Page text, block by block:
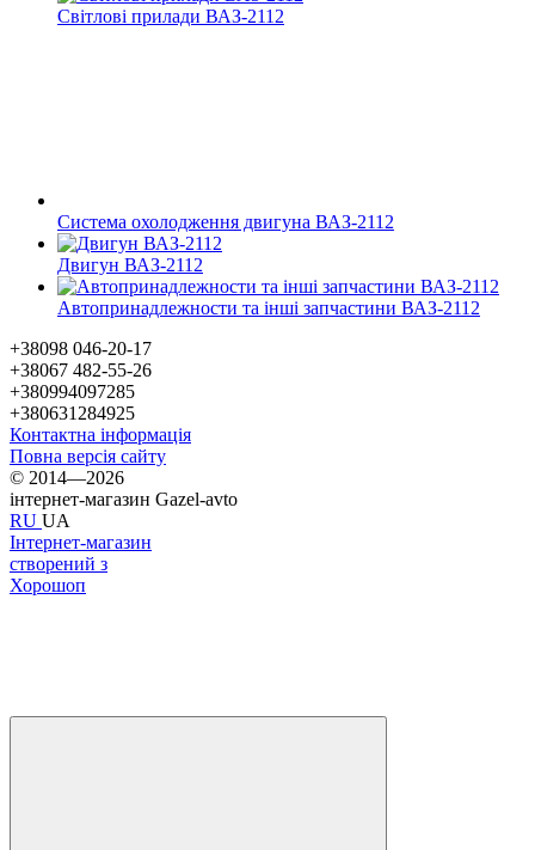
Світлові прилади ВАЗ-2112
Система охолодження двигуна ВАЗ-2112
Двигун ВАЗ-2112
Автопринадлежности та інші запчастини ВАЗ-2112
+38098 046-20-17
+38067 482-55-26
+380994097285
+380631284925
Контактна інформація
Повна версія сайту
© 2014—2026
інтернет-магазин Gazel-avto
RU UA
Інтернет-магазин
створений з
Хорошоп